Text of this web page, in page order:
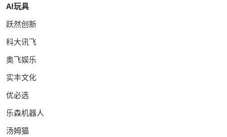
AI玩具
跃然创新
科大讯飞
奥飞娱乐
实丰文化
优必选
乐森机器人
汤姆猫